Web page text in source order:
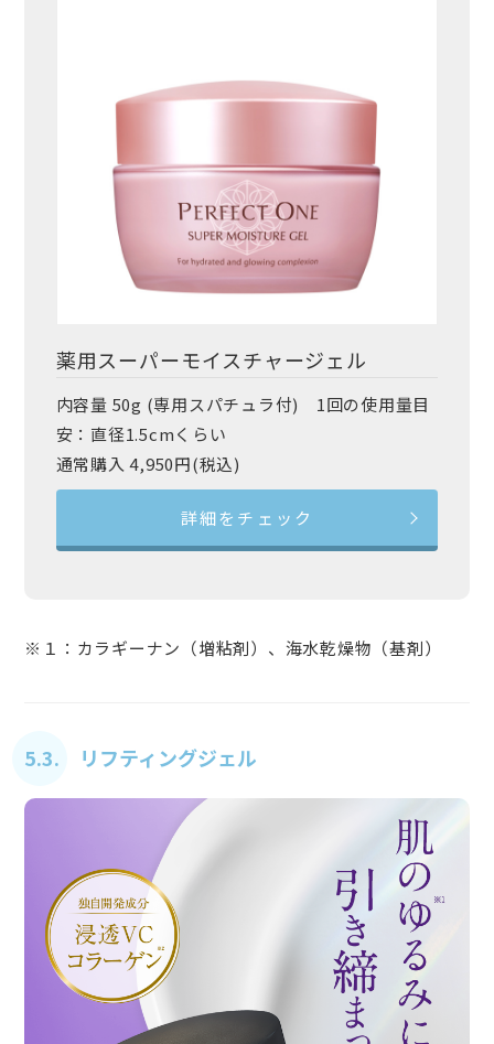
薬用スーパーモイスチャージェル
内容量 50g (専用スパチュラ付) 1回の使用量目
安：直径1.5cmくらい
通常購入 4,950円(税込)
詳細をチェック
※１：カラギーナン（増粘剤）、海水乾燥物（基剤）
5.3. リフティングジェル